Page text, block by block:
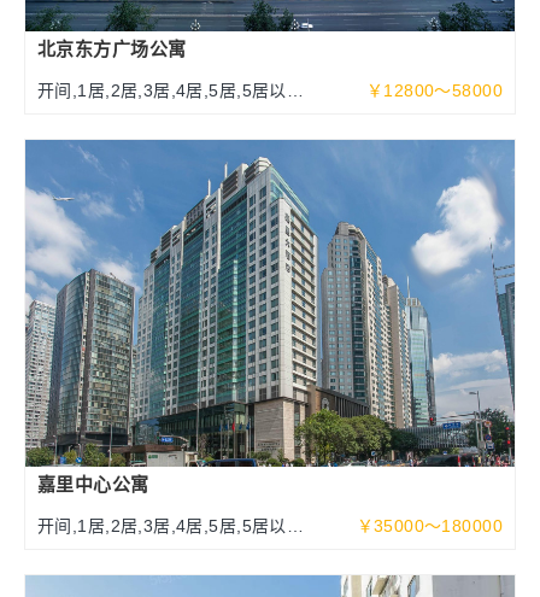
北京东方广场公寓
开间,1居,2居,3居,4居,5居,5居以上
￥12800～58000
嘉里中心公寓
开间,1居,2居,3居,4居,5居,5居以上
￥35000～180000